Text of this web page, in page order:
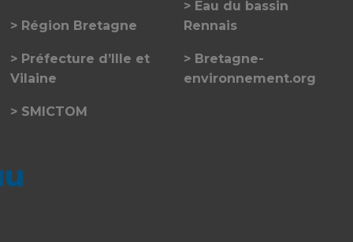
Région Bretagne
Préfecture d’Ille et
Vilaine
SMICTOM
Eau du bassin
Rennais
Bretagne-
environnement.org